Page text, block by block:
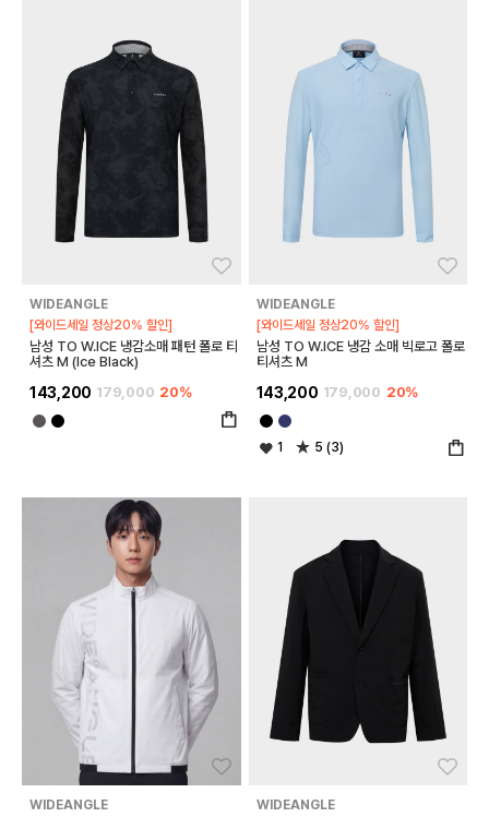
WIDEANGLE
[와이드세일 정상20% 할인]
남성 TO W.ICE 냉감소매 패턴 폴로 티
셔츠 M (Ice Black)
143,200 179,000 20%
WIDEANGLE
[와이드세일 정상20% 할인]
남성 TO W.ICE 냉감 소매 빅로고 폴로
티셔츠 M
143,200 179,000 20%
1 5 (3)
WIDEANGLE
WIDEANGLE